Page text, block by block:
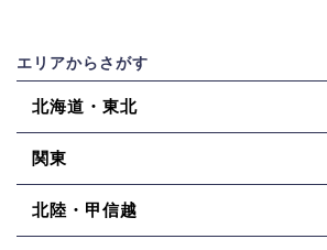
エリアからさがす
北海道・東北
関東
北陸・甲信越